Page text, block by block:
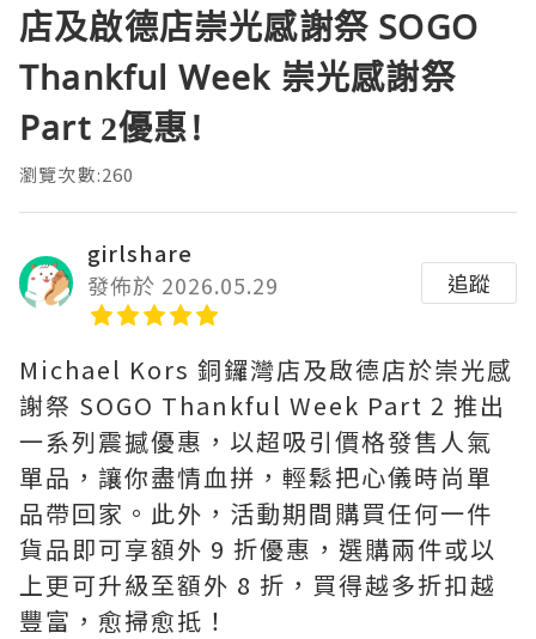
店及啟德店崇光感謝祭 SOGO
Thankful Week 崇光感謝祭
Part 2優惠!
瀏覽次數:260
girlshare
發佈於 2026.05.29
追蹤
Michael Kors 銅鑼灣店及啟德店於崇光感
謝祭 SOGO Thankful Week Part 2 推出
一系列震撼優惠，以超吸引價格發售人氣
單品，讓你盡情血拼，輕鬆把心儀時尚單
品帶回家。此外，活動期間購買任何一件
貨品即可享額外 9 折優惠，選購兩件或以
上更可升級至額外 8 折，買得越多折扣越
豐富，愈掃愈抵！